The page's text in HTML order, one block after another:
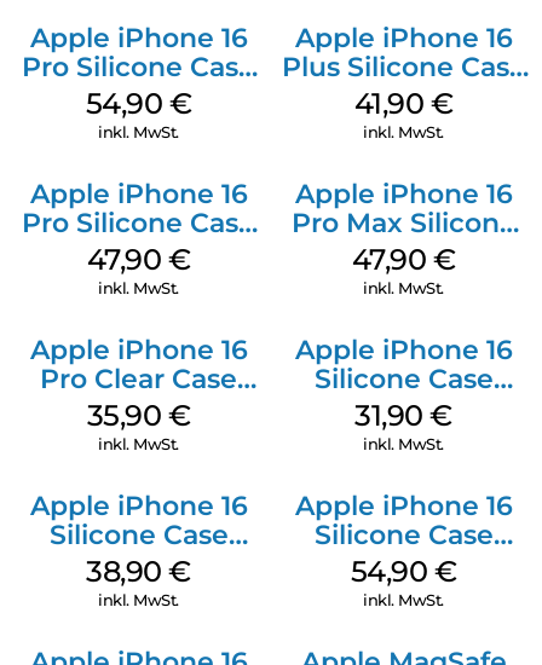
Apple iPhone 16
Pro Silicone Case
MagSafe Black
54,90 €
inkl. MwSt.
Apple iPhone 16
Plus Silicone Case
MagSafe Stone
Gray
41,90 €
inkl. MwSt.
Apple iPhone 16
Pro Silicone Case
MagSafe Denim
47,90 €
inkl. MwSt.
Apple iPhone 16
Pro Max Silicone
Case MagSafe
Black
47,90 €
inkl. MwSt.
Apple iPhone 16
Pro Clear Case
MagSafe
Transparent
35,90 €
inkl. MwSt.
Apple iPhone 16
Silicone Case
MagSafe Fuchsia
31,90€
inkl. MwSt.
Apple iPhone 16
Silicone Case
MagSafe
Ultramarine
38,90€
inkl. MwSt.
Apple iPhone 16
Silicone Case
MagSafe Black
54,90 €
inkl. MwSt.